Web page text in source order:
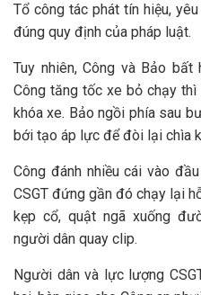
Tổ công tác phát tín hiệu,
đúng quy định của pháp luật.
Tuy nhiên, Công và Bảo
Công tăng tốc xe bỏ chạy
khóa xe. Bảo ngồi phía sau
bới tạo áp lực để đòi lại chìa
Công đánh nhiều cái vào
CSGT đứng gần đó chạy lại
kẹp cổ, quật ngã xuống
người dân quay clip.
Người dân và lực lượng